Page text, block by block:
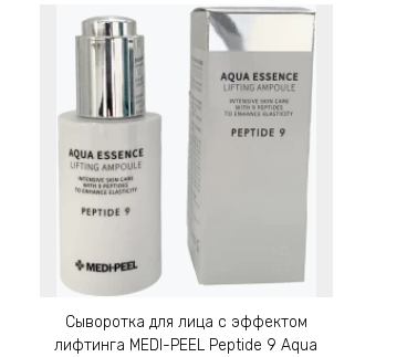
Сыворотка для лица с эффектом
лифтинга MEDI-PEEL Peptide 9 Aqua